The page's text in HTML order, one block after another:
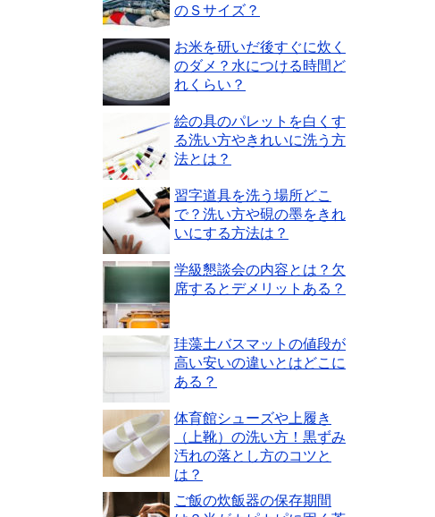
のＳサイズ？
お米を研いだ後すぐに炊く
のダメ？水につける時間ど
れくらい？
絵の具のパレットを白くす
る洗い方やきれいに洗う方
法とは？
習字道具を洗う場所どこ
で？洗い方や硯の墨をきれ
いにする方法は？
学級懇談会の内容とは？欠
席するとデメリットある？
珪藻土バスマットの値段が
高い安いの違いとはどこに
ある？
体育館シューズや上履き
（上靴）の洗い方！黒ずみ
汚れの落とし方のコツと
は？
ご飯の炊飯器の保存期間